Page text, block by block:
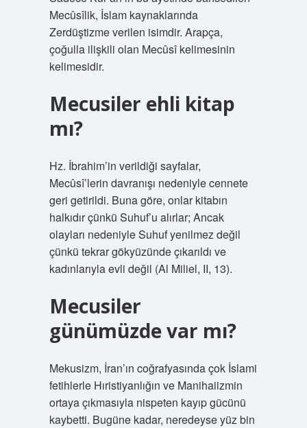
Mecûsîlik, İslam kaynaklarında
Zerdüştizme verilen isimdir. Arapça,
çoğulla ilişkili olan Mecûsî kelimesinin
kelimesidir.
Mecusiler ehli kitap
mı?
Hz. İbrahim’in verildiği sayfalar,
Mecûsî’lerin davranışı nedeniyle cennete
geri getirildi. Buna göre, onlar kitabın
halkıdır çünkü Suhuf’u alırlar; Ancak
olayları nedeniyle Suhuf yenilmez değil
çünkü tekrar gökyüzünde çıkarıldı ve
kadınlarıyla evli değil (Al Miliel, II, 13).
Mecusiler
günümüzde var mı?
Mekusizm, İran’ın coğrafyasında çok İslami
fetihlerle Hıristiyanlığın ve Manihaiizmin
ortaya çıkmasıyla nispeten kayıp gücünü
kaybetti. Bugüne kadar, neredeyse yüz bin